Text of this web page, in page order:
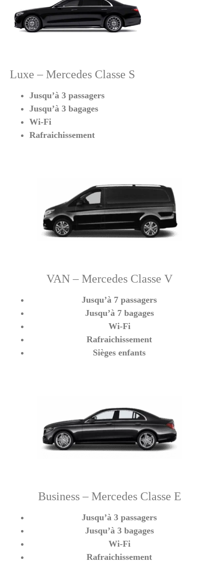
Luxe – Mercedes Classe S
Jusqu’à 3 passagers
Jusqu’à 3 bagages
Wi-Fi
Rafraichissement
VAN – Mercedes Classe V
Jusqu’à 7 passagers
Jusqu’à 7 bagages
Wi-Fi
Rafraichissement
Sièges enfants
Business – Mercedes Classe E
Jusqu’à 3 passagers
Jusqu’à 3 bagages
Wi-Fi
Rafraichissement